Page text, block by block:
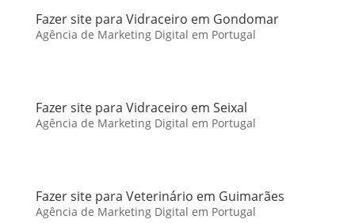
Fazer site para Vidraceiro em Gondomar
Agência de Marketing Digital em Portugal
Fazer site para Vidraceiro em Seixal
Agência de Marketing Digital em Portugal
Fazer site para Veterinário em Guimarães
Agência de Marketing Digital em Portugal